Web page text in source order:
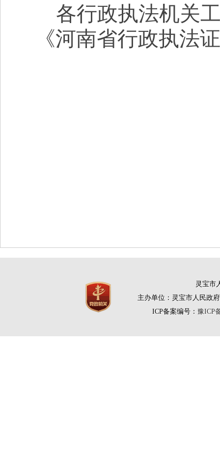
各行政执法机关
《河南省行政执法
灵宝市
主办单位：灵宝市人民政
ICP备案编号： 豫ICP